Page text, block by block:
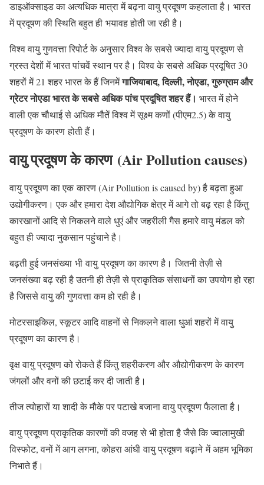
डाइऑक्साइड का अत्यधिक मात्रा में बढ़ना वायु प्रदूषण कहलाता है। भारत
में प्रदूषण की स्थिति बहुत ही भयावह होती जा रही है।
विश्व वायु गुणवत्ता रिपोर्ट के अनुसार विश्व के सबसे ज्यादा वायु प्रदूषण से
ग्रस्त देशों में भारत पांचवें स्थान पर है। विश्व के सबसे अधिक प्रदूषित 30
शहरों में 21 शहर भारत के हैं जिनमेंगाजियाबाद, दिल्ली, नोएडा, गुरुग्राम और
ग्रेटर नोएडा भारत के सबसे अधिक पांच प्रदूषित शहर हैं। भारत में होने
वाली एक चौथाई से अधिक मौतें विश्व में सूक्ष्म कणों (पीएम2.5) के वायु
प्रदूषण के कारण होती हैं।
वायु प्रदूषण के कारण (Air Pollution causes)
वायु प्रदूषण का एक कारण (Air Pollution is caused by) है बढ़ता हुआ
उद्योगीकरण। एक और हमारा देश औद्योगिक क्षेत्र में आगे तो बढ़ रहा है किंतु
कारखानों आदि से निकलने वाले धुएं और जहरीली गैस हमारे वायु मंडल को
बहुत ही ज्यादा नुकसान पहुंचाने है।
बढ़ती हुई जनसंख्या भी वायु प्रदूषण का कारण है। जितनी तेज़ी से
जनसंख्या बढ़ रही है उतनी ही तेज़ी से प्राकृतिक संसाधनों का उपयोग हो रहा
है जिससे वायु की गुणवत्ता कम हो रही है।
मोटरसाइकिल, स्कूटर आदि वाहनों से निकलने वाला धुआं शहरों में वायु
प्रदूषण का कारण है।
वृक्ष वायु प्रदूषण को रोकते हैं किंतु शहरीकरण और औद्योगीकरण के कारण
जंगलों और वनों की छटाई कर दी जाती है।
तीज त्योहारों या शादी के मौके पर पटाखे बजाना वायु प्रदूषण फैलाता है।
वायु प्रदूषण प्राकृतिक कारणों की वजह से भी होता है जैसे कि ज्वालामुखी
विस्फोट, वनों में आग लगना, कोहरा आंधी वायु प्रदूषण बढ़ाने में अहम भूमिका
निभाते हैं।